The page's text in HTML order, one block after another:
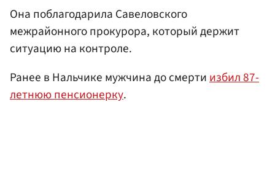
Она поблагодарила Савеловского
межрайонного прокурора, который держит
ситуацию на контроле.
Ранее в Нальчике мужчина до смертиизбил 87-
летнюю пенсионерку.